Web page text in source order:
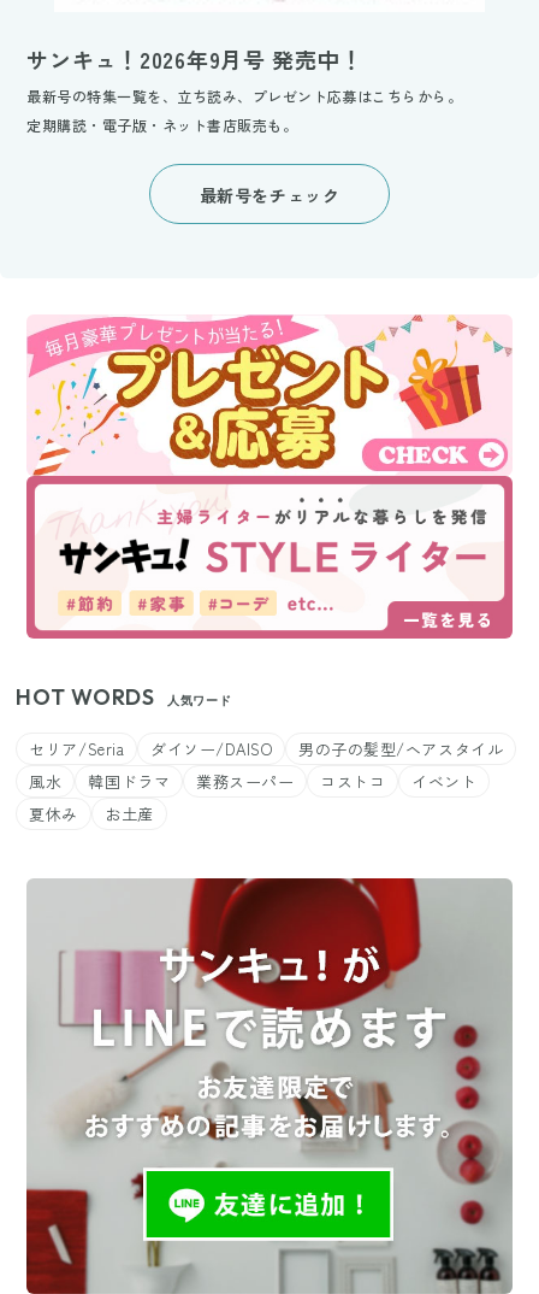
サンキュ！2026年9月号 発売中！
最新号の特集一覧を、立ち読み、プレゼント応募はこちらから。
定期購読・電子版・ネット書店販売も。
最新号をチェック
HOT WORDS 人気ワード
セリア/Seria ダイソー/DAISO
男の子の髪型/ヘアスタイル
風水
韓国ドラマ 業務スーパー コストコ
イベント
夏休み
お土産